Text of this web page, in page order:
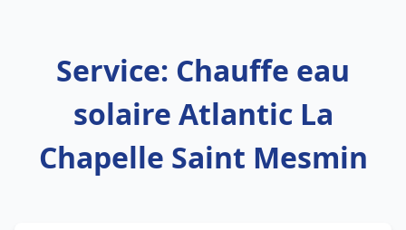
Service: Chauffe eau
solaire Atlantic La
Chapelle Saint Mesmin